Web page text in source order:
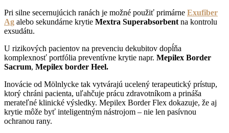
Pri silne secernujúcich ranách je možné použiť primárne Exufiber
Ag alebo sekundárne krytie Mextra Superabsorbent na kontrolu
exsudátu.
U rizikových pacientov na prevenciu dekubitov dopĺňa
komplexnosť portfólia preventívne krytie napr. Mepilex Border
Sacrum, Mepilex border Heel.
Inovácie od Mölnlycke tak vytvárajú ucelený terapeutický prístup,
ktorý chráni pacienta, uľahčuje prácu zdravotníkom a prináša
merateľné klinické výsledky. Mepilex Border Flex dokazuje, že aj
krytie môže byť inteligentným nástrojom – nie len pasívnou
ochranou rany.